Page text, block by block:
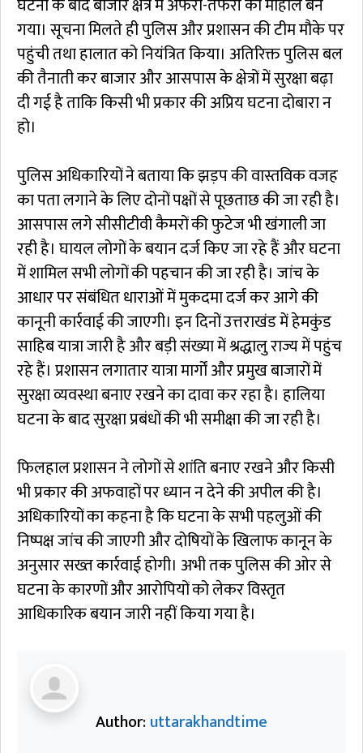
घटना के बाद बाजार क्षेत्र में अफरा-तफरी का माहौल बन
गया। सूचना मिलते ही पुलिस और प्रशासन की टीम मौके पर
पहुंची तथा हालात को नियंत्रित किया। अतिरिक्त पुलिस बल
की तैनाती कर बाजार और आसपास के क्षेत्रों में सुरक्षा बढ़ा
दी गई है ताकि किसी भी प्रकार की अप्रिय घटना दोबारा न
हो।
पुलिस अधिकारियों ने बताया कि झड़प की वास्तविक वजह
का पता लगाने के लिए दोनों पक्षों से पूछताछ की जा रही है।
आसपास लगे सीसीटीवी कैमरों की फुटेज भी खंगाली जा
रही है। घायल लोगों के बयान दर्ज किए जा रहे हैं और घटना
में शामिल सभी लोगों की पहचान की जा रही है। जांच के
आधार पर संबंधित धाराओं में मुकदमा दर्ज कर आगे की
कानूनी कार्रवाई की जाएगी। इन दिनों उत्तराखंड में हेमकुंड
साहिब यात्रा जारी है और बड़ी संख्या में श्रद्धालु राज्य में पहुंच
रहे हैं। प्रशासन लगातार यात्रा मार्गों और प्रमुख बाजारों में
सुरक्षा व्यवस्था बनाए रखने का दावा कर रहा है। हालिया
घटना के बाद सुरक्षा प्रबंधों की भी समीक्षा की जा रही है।
फिलहाल प्रशासन ने लोगों से शांति बनाए रखने और किसी
भी प्रकार की अफवाहों पर ध्यान न देने की अपील की है।
अधिकारियों का कहना है कि घटना के सभी पहलुओं की
निष्पक्ष जांच की जाएगी और दोषियों के खिलाफ कानून के
अनुसार सख्त कार्रवाई होगी। अभी तक पुलिस की ओर से
घटना के कारणों और आरोपियों को लेकर विस्तृत
आधिकारिक बयान जारी नहीं किया गया है।
Author:uttarakhandtime